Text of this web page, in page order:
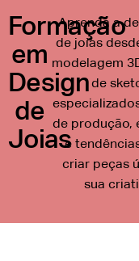
Formação
em
Design
de
Joias
Aprenda a
de joias
modelagem
de
de produção,
e
criar peças
sua